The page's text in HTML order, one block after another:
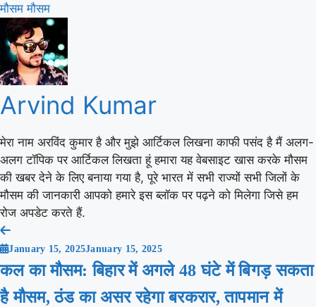
मौसम मौसम
Arvind Kumar
मेरा नाम अरविंद कुमार है और मुझे आर्टिकल लिखना काफी पसंद है मैं अलग-
अलग टॉपिक पर आर्टिकल लिखता हूं हमारा यह वेबसाइट खास करके मौसम
की खबर देने के लिए बनाया गया है, पूरे भारत में सभी राज्यों सभी जिलों के
मौसम की जानकारी आपको हमारे इस ब्लॉक पर पढ़ने को मिलेगा जिसे हम
रोज अपडेट करते हैं.
Post
navigation
January 15, 2025January 15, 2025
कल का मौसम: बिहार में अगले 48 घंटे में बिगड़ सकता
है मौसम, ठंड का असर रहेगा बरकरार, तापमान में